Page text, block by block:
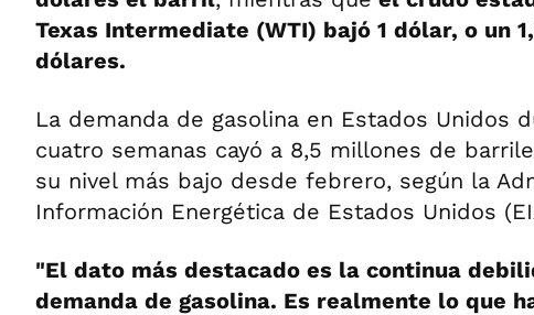
Texas Intermediate (WTI) bajó 1 dólar, o un
dólares.
La demanda de gasolina en Estados Unidos
cuatro semanas cayó a 8,5 millones de
su nivel más bajo desde febrero, según la
Información Energética de Estados Unidos
"El dato más destacado es la continua
demanda de gasolina. Es realmente lo que